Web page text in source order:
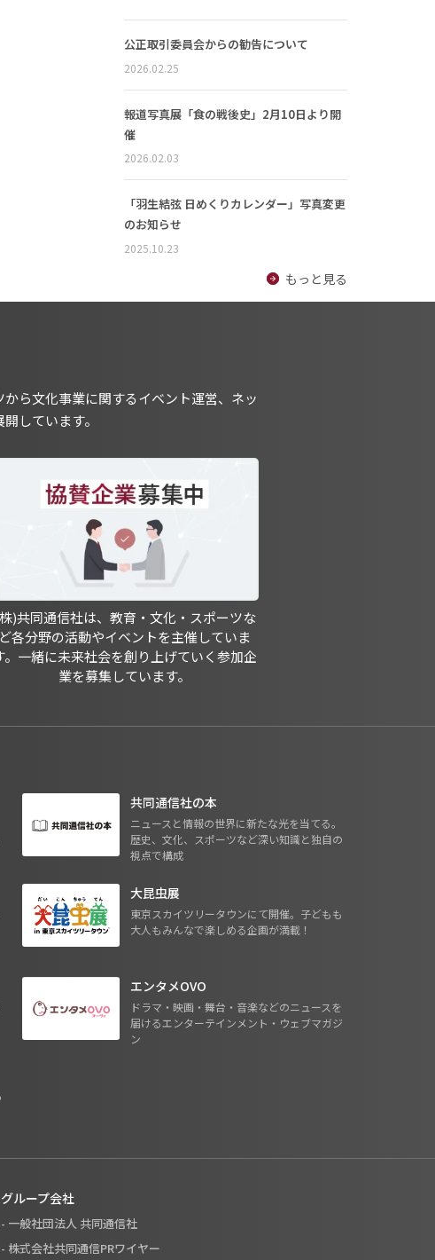
公正取引委員会からの勧告について
2026.02.25
報道写真展「食の戦後史」2月10日より開
催
2026.02.03
「羽生結弦 日めくりカレンダー」写真変更
のお知らせ
2025.10.23
もっと見る
ら文化事業に関するイベント運営、ネッ
しています。
)共同通信社は、教育・文化・スポーツな
ど各分野の活動やイベントを主催していま
。一緒に未来社会を創り上げていく参加企
業を募集しています。
共同通信社の本
ニュースと情報の世界に新たな光を当てる。
歴史、文化、スポーツなど深い知識と独自の
視点で構成
大昆虫展
東京スカイツリータウンにて開催。子どもも
大人もみんなで楽しめる企画が満載！
エンタメOVO
ドラマ・映画・舞台・音楽などのニュースを
届けるエンターテインメント・ウェブマガジ
ン
グループ会社
- 一般社団法人 共同通信社
- 株式会社共同通信PRワイヤー